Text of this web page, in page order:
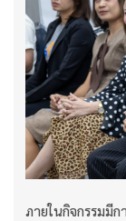
ภายในกิจกรรมมีก